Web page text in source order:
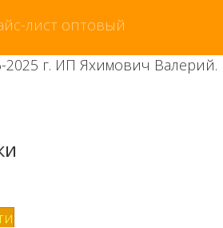
лист оптовый
2025 г. ИП Яхимович Валерий.